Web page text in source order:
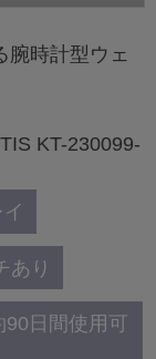
腕時計型ウェ
KT-230099-
あり
日間使用可